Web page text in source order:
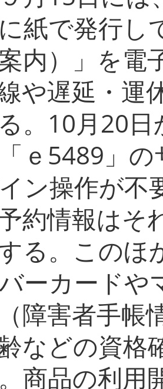
紙で発行し
内）」を電
や遅延・運
。10月20
ｅ5489」
ン操作が不
約情報はそ
る。このほ
ーカードや
障害者手帳
などの資格
商品の利用